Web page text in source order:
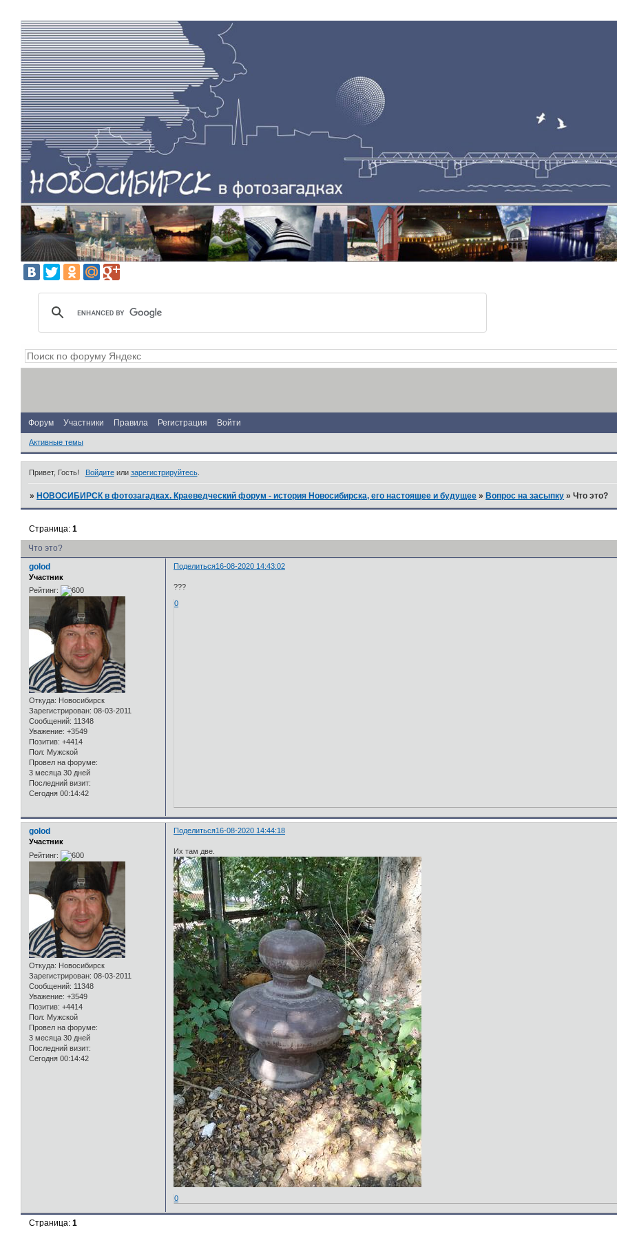
Форум Участники Правила Регистрация Войти
Активные темы
Привет, Гость! Войдитеили зарегистрируйтесь.
»НОВОСИБИРСК в фотозагадках. Краеведческий форум - история Новосибирска, его настоящее и будущее »Вопрос на засыпку »Что это?
Что это?
Страница:1
Поделиться16-08-2020 14:43:02
golod
Участник
Рейтинг:
Откуда: Новосибирск
Зарегистрирован: 08-03-2011
Сообщений: 11348
Уважение: +3549
Позитив: +4414
Пол: Мужской
Провел на форуме:
3 месяца 30 дней
Последний визит:
Сегодня 00:14:42
???
0
Поделиться16-08-2020 14:44:18
golod
Участник
Рейтинг:
Откуда: Новосибирск
Зарегистрирован: 08-03-2011
Сообщений: 11348
Уважение: +3549
Позитив: +4414
Пол: Мужской
Провел на форуме:
3 месяца 30 дней
Последний визит:
Сегодня 00:14:42
Их там две.
0
Страница:1